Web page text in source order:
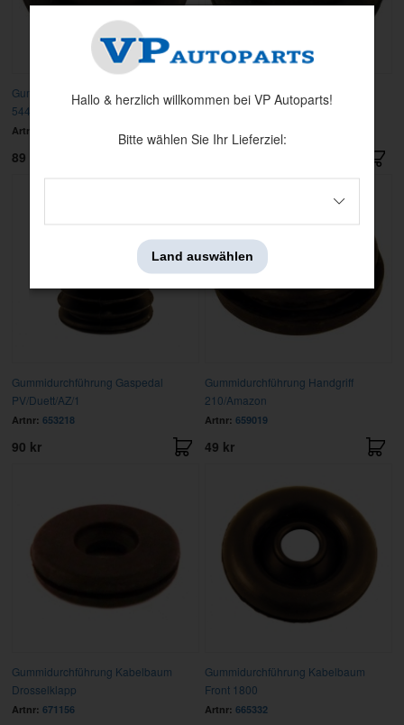
Gummidurchführung Gaspedal
544/210
Artnr:
89 kr
Gummidurchführung Gaspedal
Gummidurchführung Gaspedal
PV/Duett/AZ/1
Artnr: 653218
90 kr
Gummidurchführung Handgriff
210/Amazon
Artnr: 659019
49 kr
Gummidurchführung Kabelbaum
Drosselklapp
Artnr: 671156
Gummidurchführung Kabelbaum
Front 1800
Artnr: 665332
Hallo & herzlich willkommen bei VP Autoparts!
Bitte wählen Sie Ihr Lieferziel:
Land auswählen